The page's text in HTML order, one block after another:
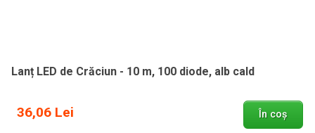
Lanț LED de Crăciun - 10 m, 100 diode, alb cald
36,06 Lei În coș